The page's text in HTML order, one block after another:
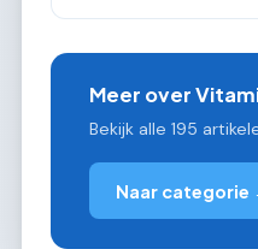
Meer over
Bekijk alle 195
Naar categorie